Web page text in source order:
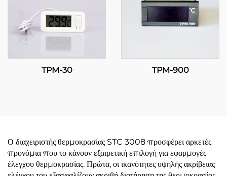
TPM-30 TPM-900
Ο διαχειριστής θερμοκρασίας STC 3008 προσφέρει αρκετές
προνόμια που το κάνουν εξαιρετική επιλογή για εφαρμογές
έλεγχου θερμοκρασίας. Πρώτα, οι ικανότητες υψηλής ακρίβειας